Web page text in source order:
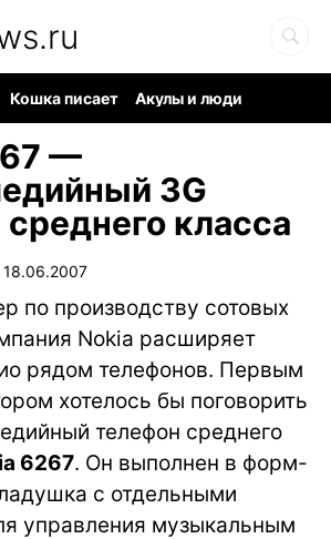
Кошка писает
Акулы и люди
—
3G
класса
18.06.2007
по производству сотовых
Nokia расширяет
рядом телефонов. Первым
хотелось бы поговорить
телефон среднего
6267. Он выполнен в форм-
с отдельными
управления музыкальным